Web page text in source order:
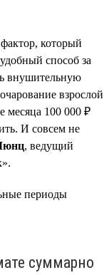
который
способ за
внушительную
взрослой
месяца 100 000 ₽
И совсем не
, ведущий
периоды
суммарно